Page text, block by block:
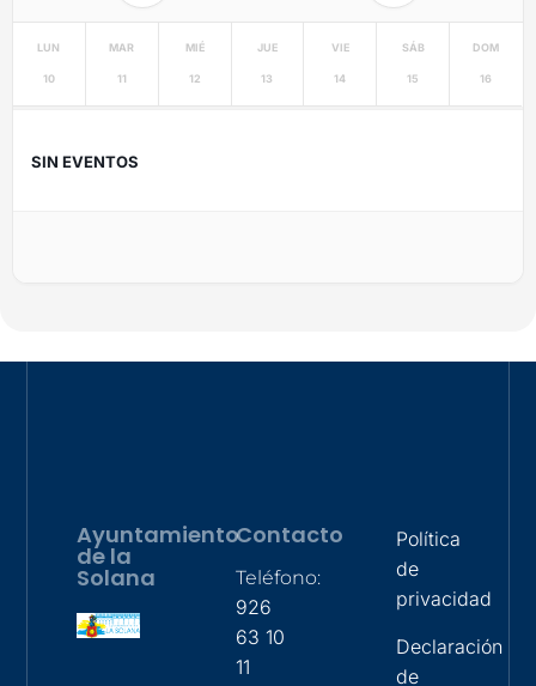
LUN
10
MAR
11
MIÉ
12
JUE
13
VIE
14
SÁB
15
DOM
16
SIN EVENTOS
Ayuntamiento
de la
Solana
Contacto
Teléfono:
926
63 10
11
Política
de
privacidad
Declaración
de